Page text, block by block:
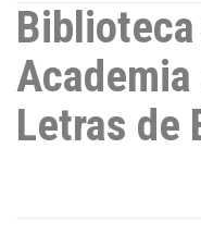
Letras de